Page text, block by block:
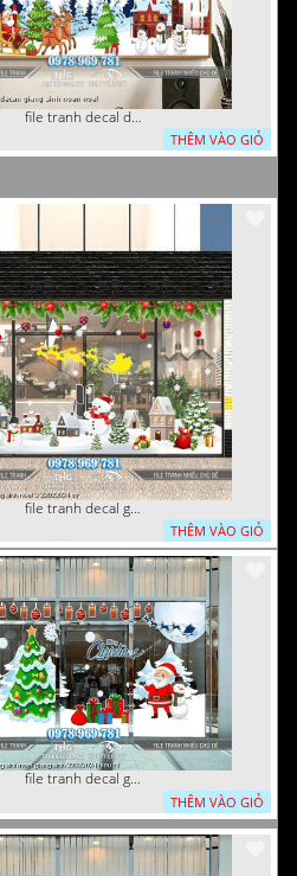
file tranh decal decan giang sinh noen noel
THÊM VÀO GIỎ
file tranh decal giang sinh noel 3 22022024 vy
THÊM VÀO GIỎ
file tranh decal giang sinh noel giang sinh 22022024 hieu t1
THÊM VÀO GIỎ